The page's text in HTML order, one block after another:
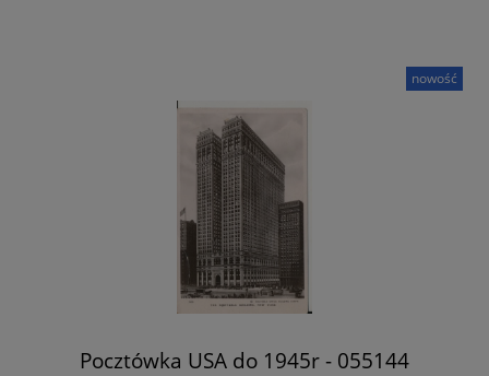
Pocztówka USA do 1945r - 055144
nowość